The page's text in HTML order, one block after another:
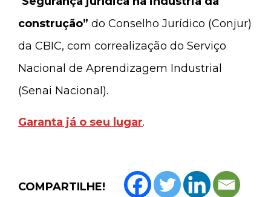
construção” do Conselho Jurídico (Conjur)
da CBIC, com correalização do Serviço
Nacional de Aprendizagem Industrial
(Senai Nacional).
Garanta já o seu lugar.
COMPARTILHE!